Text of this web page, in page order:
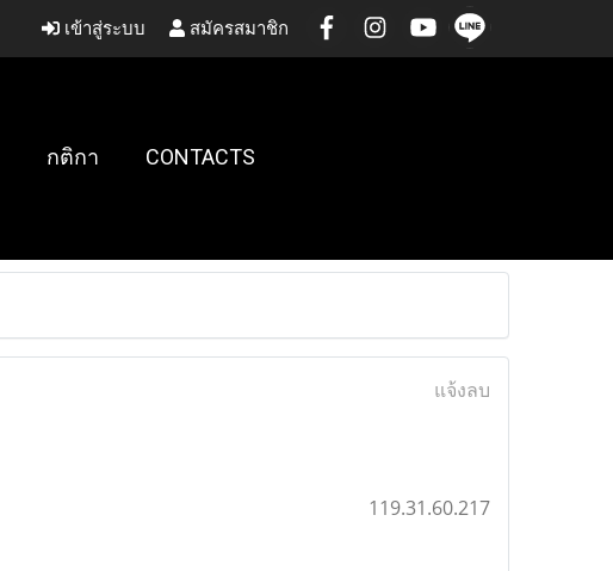
เข้าสู่ระบบ สมัครสมาชิก
กติกา CONTACTS
แจ้งลบ
119.31.60.217